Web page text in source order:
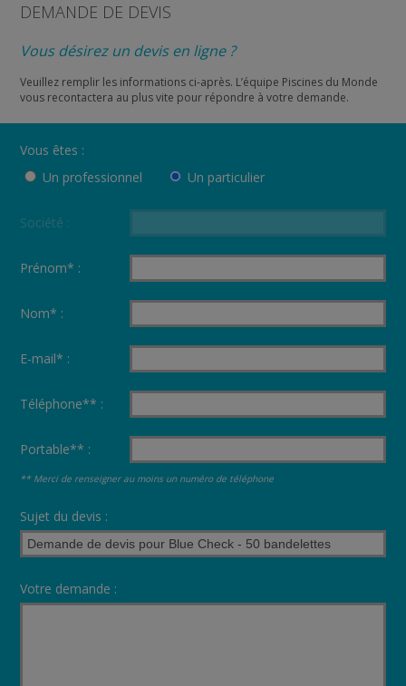
DEMANDE DE DEVIS
Vous désirez un devis en ligne ?
Veuillez remplir les informations ci-après. L’équipe Piscines du Monde
vous recontactera au plus vite pour répondre à votre demande.
Vous êtes :
Un professionnel
Un particulier
Société :
Prénom* :
Nom* :
E-mail* :
Téléphone** :
Portable** :
** Merci de renseigner au moins un numéro de téléphone
Sujet du devis :
Votre demande :